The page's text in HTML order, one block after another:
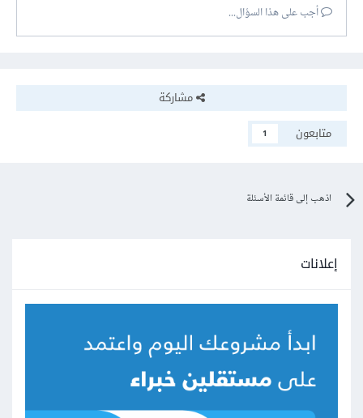
أجب على هذا السؤال...
مشاركة
متابعون
1
اذهب إلى قائمة الأسئلة
إعلانات